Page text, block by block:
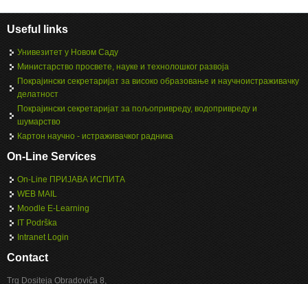
Useful links
Унивезитет у Новом Саду
Министарство просвете, науке и технолошког развоја
Покрајински секретаријат за високо образовање и научноистраживачку
делатност
Покрајински секретаријат за пољопривреду, водопривреду и
шумарство
Картон научно - истраживачког радника
On-Line Services
On-Line ПРИЈАВА ИСПИТА
WEB MAIL
Moodle E-Learning
IT Podrška
Intranet Login
Contact
Trg Dositeja Obradoviča 8,